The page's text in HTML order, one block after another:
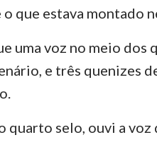
Provérbios
Cânticos
Jeremias
Oséias
que estava montado
uma voz no meio
e três quenizes
quarto selo, ouvi a